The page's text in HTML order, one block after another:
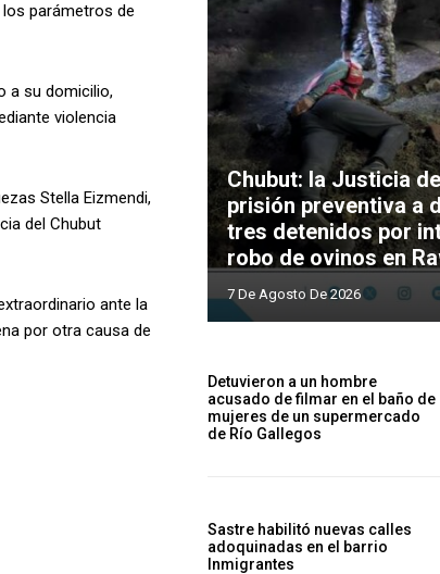
parámetros de
a su domicilio,
violencia
Stella Eizmendi,
del Chubut
ante la
por otra causa de
Chubut: la Justicia
prisión preventiva a
tres detenidos por
robo de ovinos en
7 De Agosto De 2026
Detuvieron a un hombre
acusado de filmar en el baño de
mujeres de un supermercado
de Río Gallegos
Sastre habilitó nuevas calles
adoquinadas en el barrio
Inmigrantes